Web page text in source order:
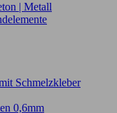
| Metall
Schmelzkleber
0,6mm